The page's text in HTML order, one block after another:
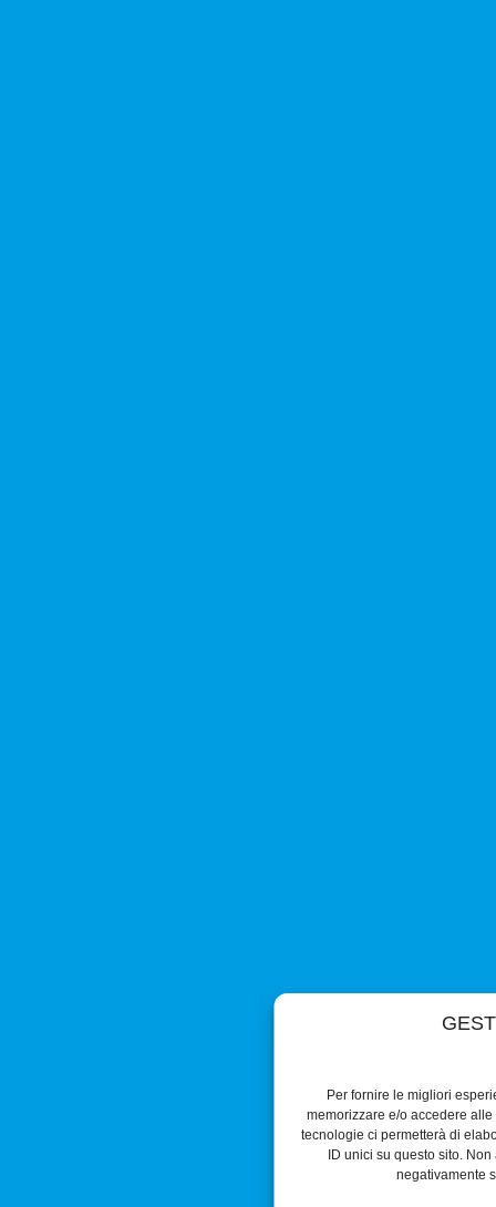
Per fornire le migliori
memorizzare e/o accedere
tecnologie ci permetterà di
ID unici su questo sito.
negativamente